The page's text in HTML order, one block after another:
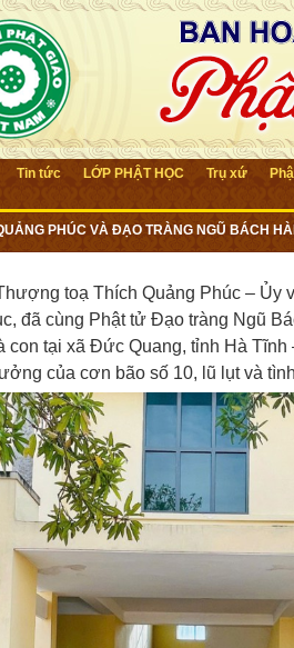
Tin tức LỚP PHẬT HỌC Trụ xứ
PHÚC VÀ ĐẠO TRÀNG NGŨ BÁCH
toạ Thích Quảng Phúc – Ủy
đã cùng Phật tử Đạo tràng Ngũ
con tại xã Đức Quang, tỉnh Hà
của cơn bão số 10, lũ lụt và